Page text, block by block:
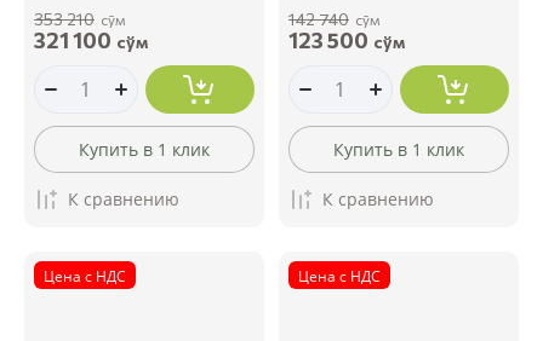
353 210 сўм
321 100 сўм
Купить в 1 клик
К сравнению
142 740 сўм
123 500 сўм
Купить в 1 клик
К сравнению
Цена с НДС Цена с НДС